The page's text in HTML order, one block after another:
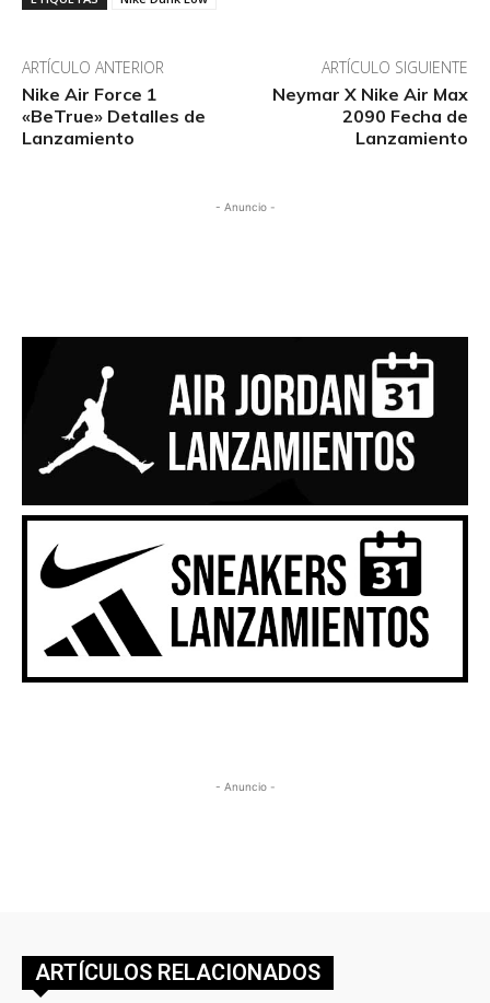
ARTÍCULO ANTERIOR
Nike Air Force 1
«BeTrue» Detalles de
Lanzamiento
ARTÍCULO SIGUIENTE
Neymar X Nike Air Max
2090 Fecha de
Lanzamiento
- Anuncio -
- Anuncio -
ARTÍCULOS RELACIONADOS